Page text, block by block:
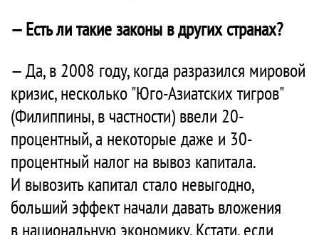
— Есть ли такие законы в других странах?
— Да, в 2008 году, когда разразился мировой
кризис, несколько "Юго-Азиатских тигров"
(Филиппины, в частности) ввели 20-
процентный, а некоторые даже и 30-
процентный налог на вывоз капитала.
И вывозить капитал стало невыгодно,
больший эффект начали давать вложения
в национальную экономику. Кстати, если